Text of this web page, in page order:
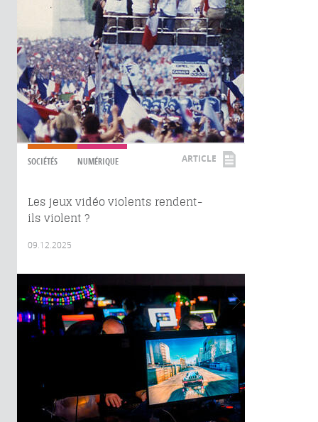
SOCIÉTÉS NUMÉRIQUE ARTICLE
Les jeux vidéo violents rendent-
ils violent ?
09.12.2025